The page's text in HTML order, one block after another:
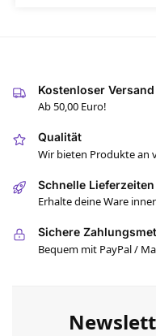
Kostenloser Versand
Ab 50,00 Euro!
Qualität
Wir bieten Produkte an
Schnelle Lieferzeiten
Erhalte deine Ware
Sichere
Bequem mit PayPal /